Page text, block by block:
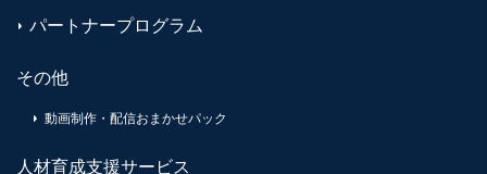
パートナープログラム
その他
動画制作・配信おまかせパック
人材育成支援サービス